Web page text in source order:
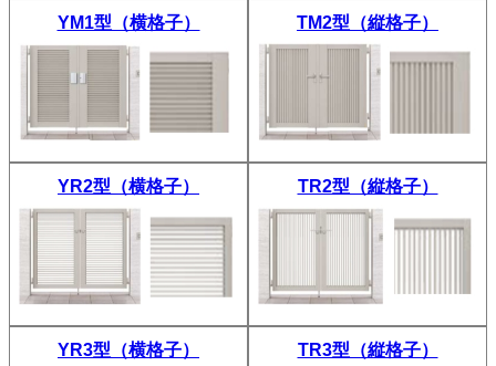
YM1型（横格子） TM2型（縦格子）
YR2型（横格子） TR2型（縦格子）
YR3型（横格子） TR3型（縦格子）